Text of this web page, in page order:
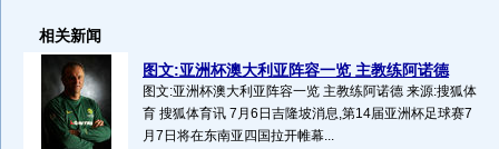
相关新闻
图文:亚洲杯澳大利亚阵容一览 主教练阿诺德
图文:亚洲杯澳大利亚阵容一览 主教练阿诺德 来源:搜狐体
育 搜狐体育讯 7月6日吉隆坡消息,第14届亚洲杯足球赛7
月7日将在东南亚四国拉开帷幕...